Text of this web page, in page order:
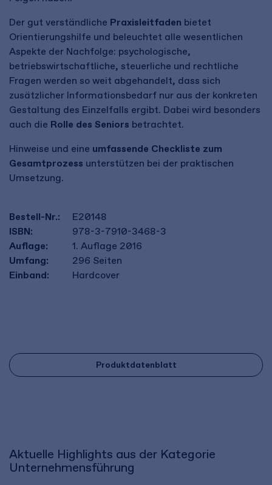
Der gut verständliche Praxisleitfaden bietet
Orientierungshilfe und beleuchtet alle wesentlichen
Aspekte der Nachfolge: psychologische,
betriebswirtschaftliche, steuerliche und rechtliche
Fragen werden so weit abgehandelt, dass sich
zusätzlicher Informationsbedarf nur aus der konkreten
Gestaltung des Einzelfalls ergibt. Dabei wird besonders
auch die Rolle des Seniors betrachtet.
Hinweise und eine umfassende Checkliste zum
Gesamtprozess unterstützen bei der praktischen
Umsetzung.
Bestell-Nr.:
E20148
ISBN:
978-3-7910-3468-3
Auflage:
1. Auflage 2016
Umfang:
296 Seiten
Einband:
Hardcover
Produktdatenblatt
Aktuelle Highlights aus der Kategorie
Unternehmensführung